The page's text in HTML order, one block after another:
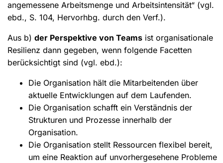
angemessene Arbeitsmenge und Arbeitsintensität“ (vgl.
ebd., S. 104, Hervorhbg. durch den Verf.).
Aus b) der Perspektive von Teams ist organisationale
Resilienz dann gegeben, wenn folgende Facetten
berücksichtigt sind (vgl. ebd.):
Die Organisation hält die Mitarbeitenden über
aktuelle Entwicklungen auf dem Laufenden.
Die Organisation schafft ein Verständnis der
Strukturen und Prozesse innerhalb der
Organisation.
Die Organisation stellt Ressourcen flexibel bereit,
um eine Reaktion auf unvorhergesehene Probleme